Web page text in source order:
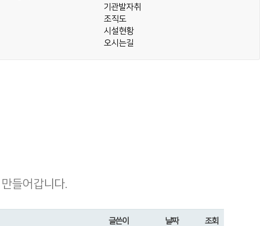
기관발자취
조직도
시설현황
오시는길
들어갑니다.
글쓴이 날짜 조회